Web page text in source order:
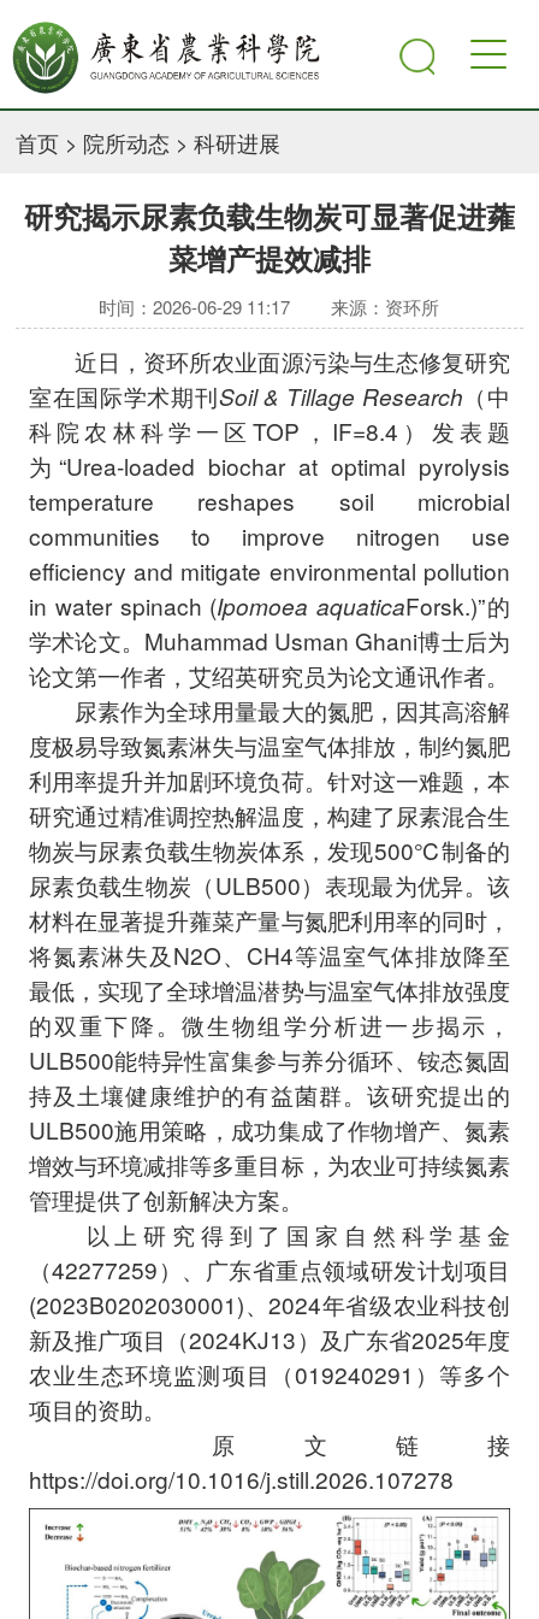
首页 > 院所动态 >科研进展
研究揭示尿素负载生物炭可显著促进蕹
菜增产提效减排
时间：2026-06-29 11:17 来源：资环所
近日，资环所农业面源污染与生态修复研究
室在国际学术期刊Soil & Tillage Research （中
科院农林科学一区TOP，IF=8.4）发表题
为“Urea-loaded biochar at optimal pyrolysis
temperature reshapes soil microbial
communities to improve nitrogen use
efficiency and mitigate environmental pollution
in water spinach (Ipomoea aquaticaForsk.)”的
学术论文。Muhammad Usman Ghani博士后为
论文第一作者，艾绍英研究员为论文通讯作者。
尿素作为全球用量最大的氮肥，因其高溶解
度极易导致氮素淋失与温室气体排放，制约氮肥
利用率提升并加剧环境负荷。针对这一难题，本
研究通过精准调控热解温度，构建了尿素混合生
物炭与尿素负载生物炭体系，发现500℃制备的
尿素负载生物炭（ULB500）表现最为优异。该
材料在显著提升蕹菜产量与氮肥利用率的同时，
将氮素淋失及N2O、CH4等温室气体排放降至
最低，实现了全球增温潜势与温室气体排放强度
的双重下降。微生物组学分析进一步揭示，
ULB500能特异性富集参与养分循环、铵态氮固
持及土壤健康维护的有益菌群。该研究提出的
ULB500施用策略，成功集成了作物增产、氮素
增效与环境减排等多重目标，为农业可持续氮素
管理提供了创新解决方案。
以上研究得到了国家自然科学基金
（42277259）、广东省重点领域研发计划项目
(2023B0202030001)、2024年省级农业科技创
新及推广项目（2024KJ13）及广东省2025年度
农业生态环境监测项目（019240291）等多个
项目的资助。
原文链接
https://doi.org/10.1016/j.still.2026.107278